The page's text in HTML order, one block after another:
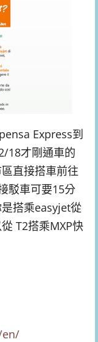
Express到
18才剛通車的
直接搭車前往
駁車可要15分
搭乘easyjet從
T2搭乘MXP快
en/